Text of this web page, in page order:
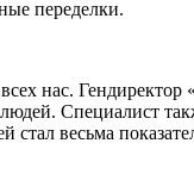
переделки.
нас. Гендиректор
Специалист
стал весьма